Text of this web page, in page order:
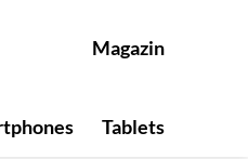
Magazin
Tablets